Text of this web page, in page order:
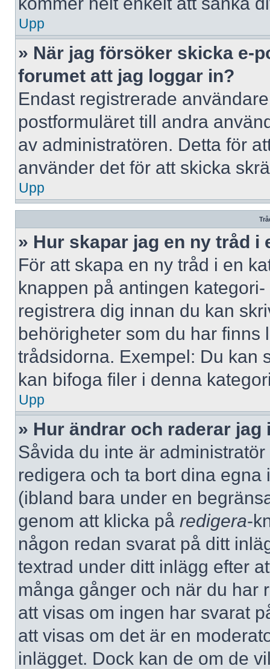
Upp
» När jag försöker skicka e-
forumet att jag loggar in?
Endast registrerade
postformuläret till andra
av administratören. Detta för
använder det för att skicka
Upp
» Hur skapar jag en ny tråd i
För att skapa en ny tråd i en
knappen på antingen
registrera dig innan du kan
behörigheter som du har finns
trådsidorna. Exempel: Du kan
kan bifoga filer i denna
Upp
» Hur ändrar och raderar jag
Såvida du inte är
redigera och ta bort dina
(ibland bara under en
genom att klicka på redigera-
någon redan svarat på ditt
textrad under ditt inlägg efter
många gånger och när du har
att visas om ingen har svarat
att visas om det är en
inlägget. Dock kan de om de